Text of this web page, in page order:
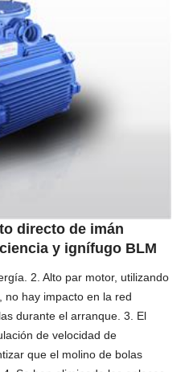
directo de imán
y ignífugo BLM
2. Alto par motor, utilizando
no hay impacto en la red
durante el arranque. 3. El
de velocidad de
que el molino de bolas